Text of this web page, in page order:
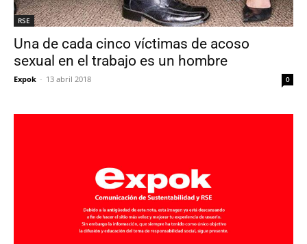
RSE
Una de cada cinco víctimas de acoso
sexual en el trabajo es un hombre
Expok - 13 abril 2018 0